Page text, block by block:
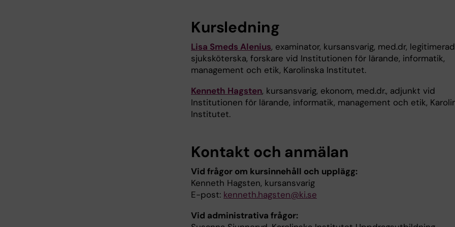
Kursledning
Lisa Smeds Alenius, examinator, kursansvarig, med.dr, legitimerad
sjuksköterska, forskare vid Institutionen för lärande, informatik,
management och etik, Karolinska Institutet.
Kenneth Hagsten, kursansvarig, ekonom, med.dr., adjunkt vid
Institutionen för lärande, informatik, management och etik,
Institutet.
Kontakt och anmälan
Vid frågor om kursinnehåll och upplägg:
Kenneth Hagsten, kursansvarig
E-post: kenneth.hagsten@ki.se
Vid administrativa frågor: